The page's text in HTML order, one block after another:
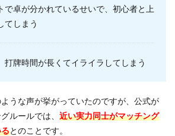
で卓が分かれているせいで、初心者と上
てしまう
打牌時間が長くてイライラしてしまう
うな声が挙がっていたのですが、公式が
ルールでは、 近い実力同士がマッチング
とのことです。